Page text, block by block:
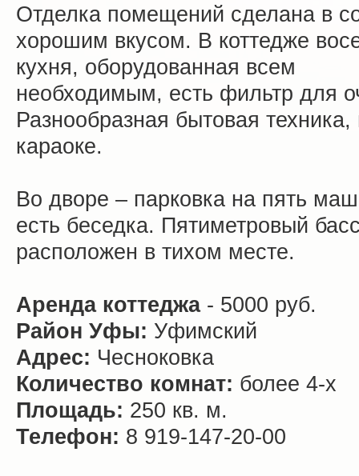
Отделка помещений сделана в
хорошим вкусом. В коттедже
кухня, оборудованная всем
необходимым, есть фильтр для
Разнообразная бытовая
караоке.
Во дворе – парковка на пять
есть беседка. Пятиметровый
расположен в тихом месте.
Аренда коттеджа- 5000 руб.
Район Уфы: Уфимский
Адрес: Чесноковка
Количество комнат: более 4-х
Площадь: 250 кв. м.
Телефон: 8 919-147-20-00